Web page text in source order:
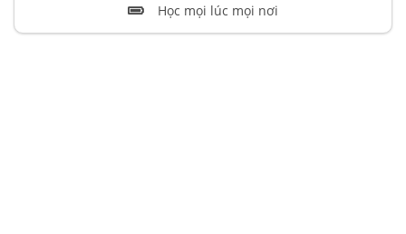
Học mọi lúc mọi nơi